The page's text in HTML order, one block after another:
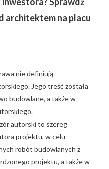
architektem na placu
nie definiują
Jego treść została
budowlane, a także w
autorski to szereg
projektu, w celu
robót budowlanych z
projektu, a także w